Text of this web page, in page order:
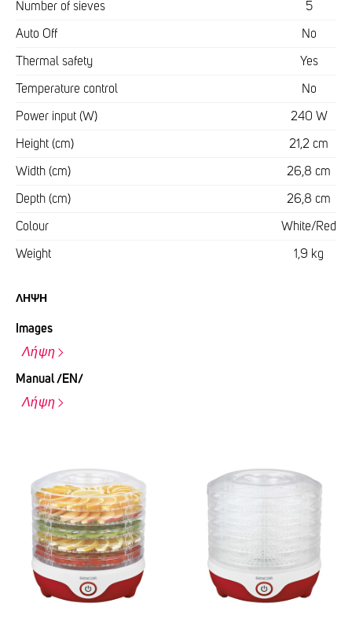
Number of sieves 5
Auto Off No
Thermal safety Yes
Temperature control No
Power input (W) 240 W
Height (cm) 21,2 cm
Width (cm) 26,8 cm
Depth (cm) 26,8 cm
Colour White/Red
Weight 1,9 kg
ΛΉΨΗ
Images
Λήψη
Manual /EN/
Λήψη